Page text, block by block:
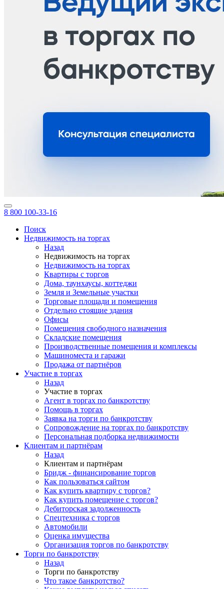
8 800 100-33-16
Поиск
Недвижимость на торгах
Назад
Недвижимость на торгах
Недвижимость на торгах
Квартиры с торгов
Дома, таунхаусы, коттеджи
Земля и Земельные участки
Торговые площади и помещения
Отдельно стоящие здания
Офисы
Помещения свободного назначения
Складские помещения
Производственные помещения и комплексы
Машиноместа и гаражи
Продажа от партнёров
Участие в торгах
Назад
Участие в торгах
Агент в торгах по банкротству
Помощь в торгах
Заявка на торги по банкротству
Сопровождение на торгах по банкротству
Персональная подборка недвижимости
Клиентам и партнёрам
Назад
Клиентам и партнёрам
Бридж - финансирование торгов
Как пользоваться сайтом
Как купить квартиру с торгов?
Как купить помещение с торгов?
Дебиторская задолженность
Спецтехника с торгов
Автомобили
Оценка имущества
Организация торгов по банкротству
Торги по банкротству
Назад
Торги по банкротству
Что такое банкротство?